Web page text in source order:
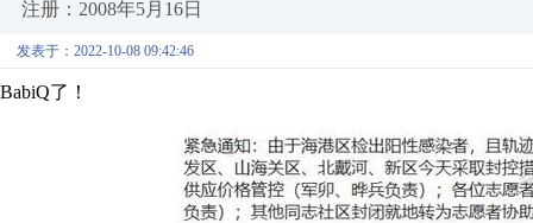
注册：2008年5月16日
发表于：2022-10-08 09:42:46
BabiQ了！